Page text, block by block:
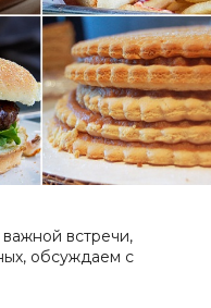
встречи,
обсуждаем с